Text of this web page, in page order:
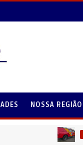
NOSSA REGIÃO
LOCAIS